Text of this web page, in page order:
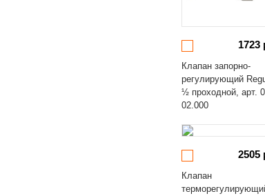
1723
Клапан запорно-
регулирующий
½ проходной, арт.
02.000
2505
Клапан